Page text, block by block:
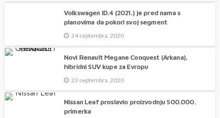
Volkswagen ID.4 (2021.) je pred nama s
planovima da pokori svoj segment
24 septembra, 2020
Novi Renault Megane Conquest (Arkana),
hibridni SUV kupe za Evropu
23 septembra, 2020
Nissan Leaf proslavio proizvodnju 500.000.
primerka